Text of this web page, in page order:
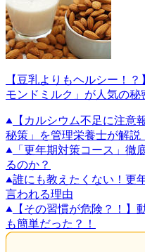
【豆乳よりもヘルシー！
モンドミルク」が人気の秘
【カルシウム不足に注意
秘策」を管理栄養士が解説
「更年期対策コース」徹
るのか？
誰にも教えたくない！更
言われる理由
【その習慣が危険？！】
も簡単だった？！